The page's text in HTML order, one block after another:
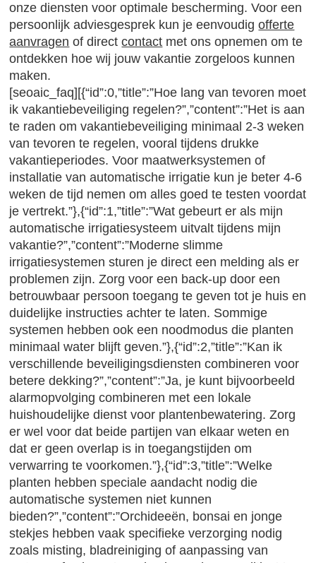
onze diensten voor optimale bescherming. Voor een
persoonlijk adviesgesprek kun je eenvoudigofferte
aanvragen of directcontact met ons opnemen om te
ontdekken hoe wij jouw vakantie zorgeloos kunnen
maken.
[seoaic_faq][{“id”:0,”title”:”Hoe lang van tevoren moet
ik vakantiebeveiliging regelen?”,”content”:”Het is aan
te raden om vakantiebeveiliging minimaal 2-3 weken
van tevoren te regelen, vooral tijdens drukke
vakantieperiodes. Voor maatwerksystemen of
installatie van automatische irrigatie kun je beter 4-6
weken de tijd nemen om alles goed te testen voordat
je vertrekt.”},{“id”:1,”title”:”Wat gebeurt er als mijn
automatische irrigatiesysteem uitvalt tijdens mijn
vakantie?”,”content”:”Moderne slimme
irrigatiesystemen sturen je direct een melding als er
problemen zijn. Zorg voor een back-up door een
betrouwbaar persoon toegang te geven tot je huis en
duidelijke instructies achter te laten. Sommige
systemen hebben ook een noodmodus die planten
minimaal water blijft geven.”},{“id”:2,”title”:”Kan ik
verschillende beveiligingsdiensten combineren voor
betere dekking?”,”content”:”Ja, je kunt bijvoorbeeld
alarmopvolging combineren met een lokale
huishoudelijke dienst voor plantenbewatering. Zorg
er wel voor dat beide partijen van elkaar weten en
dat er geen overlap is in toegangstijden om
verwarring te voorkomen.”},{“id”:3,”title”:”Welke
planten hebben speciale aandacht nodig die
automatische systemen niet kunnen
bieden?”,”content”:”Orchideeën, bonsai en jonge
stekjes hebben vaak specifieke verzorging nodig
zoals misting, bladreiniging of aanpassing van